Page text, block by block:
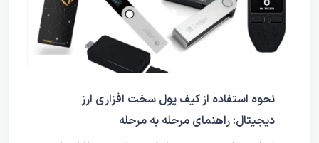
نحوه استفاده از کیف پول سخت‌ افزاری ارز
دیجیتال: راهنمای مرحله به مرحله